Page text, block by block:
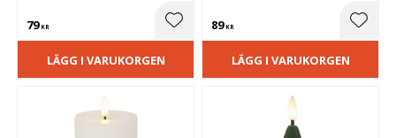
79KR Lägg till i favoriter
LÄGG I VARUKORGEN
89KR
LÄGG I VARUKORGEN